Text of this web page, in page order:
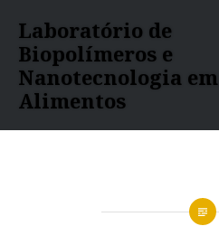
para
conteúdo
Laboratório de
Biopolímeros e
Nanotecnologia em
Alimentos